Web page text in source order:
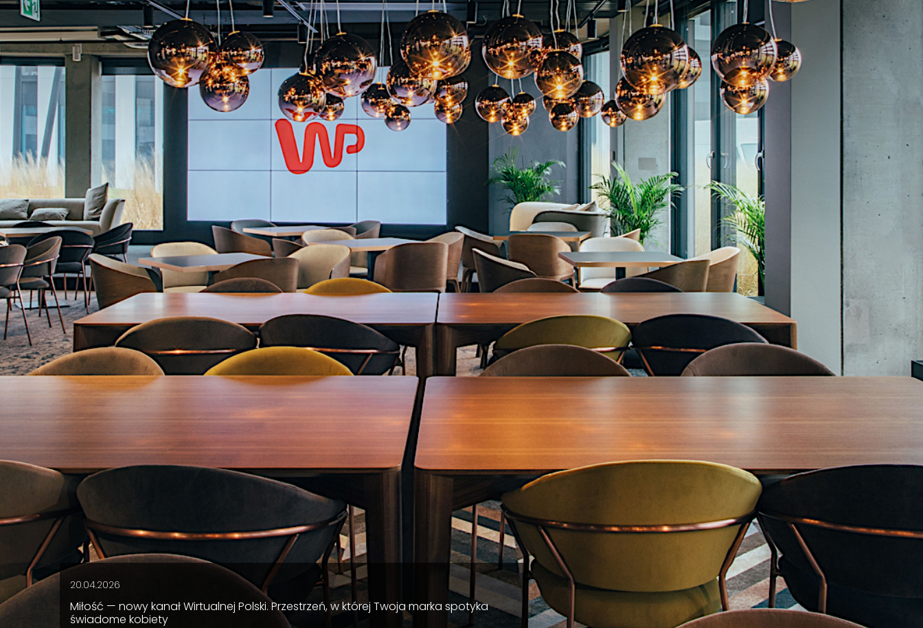
20.04.2026
Miłość — nowy kanał Wirtualnej Polski. Przestrzeń, w której Twoja marka spotyka
świadome kobiety